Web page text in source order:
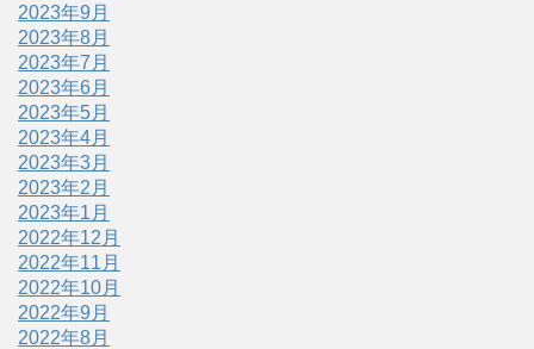
2023年9月
2023年8月
2023年7月
2023年6月
2023年5月
2023年4月
2023年3月
2023年2月
2023年1月
2022年12月
2022年11月
2022年10月
2022年9月
2022年8月